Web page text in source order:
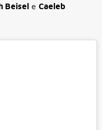
Beisel e Caeleb